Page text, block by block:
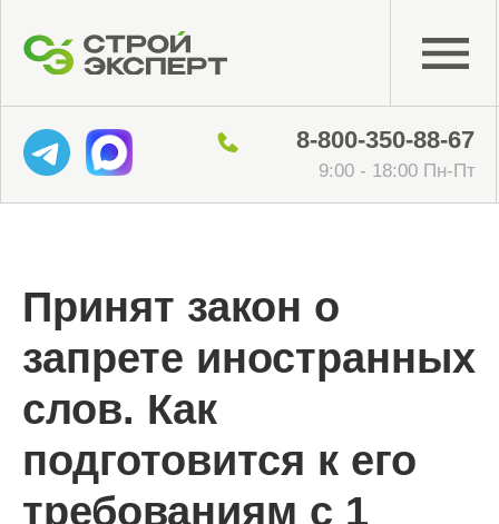
Принят закон о
запрете иностранных
слов. Как
подготовится к его
требованиям с 1